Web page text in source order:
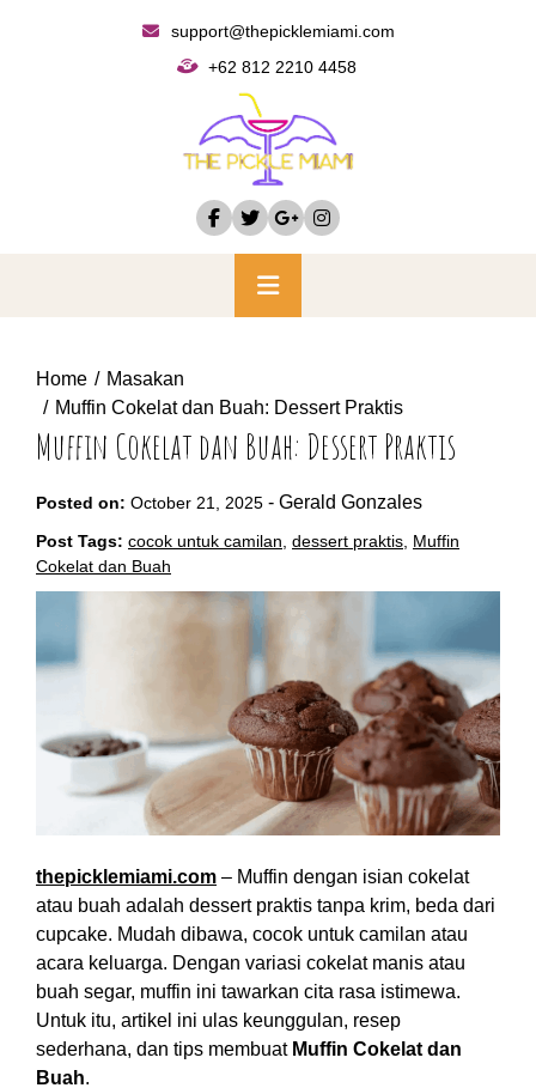
support@thepicklemiami.com
+62 812 2210 4458
Primary
Menu
Home
Masakan
Muffin Cokelat dan Buah: Dessert Praktis
Muffin Cokelat dan Buah: Dessert Praktis
Posted on: October 21, 2025 - Gerald Gonzales
Post Tags: cocok untuk camilan, dessert praktis, Muffin
Cokelat dan Buah
thepicklemiami.com – Muffin dengan isian cokelat
atau buah adalah dessert praktis tanpa krim, beda dari
cupcake. Mudah dibawa, cocok untuk camilan atau
acara keluarga. Dengan variasi cokelat manis atau
buah segar, muffin ini tawarkan cita rasa istimewa.
Untuk itu, artikel ini ulas keunggulan, resep
sederhana, dan tips membuat Muffin Cokelat dan
Buah.